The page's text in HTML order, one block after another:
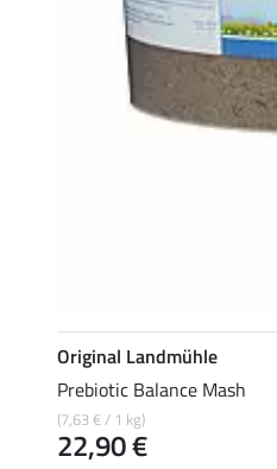
Original Landmühle
Prebiotic Balance Mash
(7,63 € / 1 kg)
22,90 €